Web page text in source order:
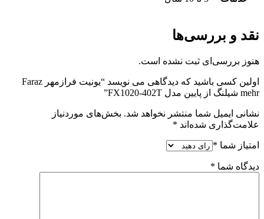
نقد و بررسی‌ها
هنوز بررسی‌ای ثبت نشده است.
اولین کسی باشید که دیدگاهی می نویسد “یونیت فرازمهر Faraz
mehr شیلنگ از پایین مدل FX1020-402T”
نشانی ایمیل شما منتشر نخواهد شد. بخش‌های موردنیاز
علامت‌گذاری شده‌اند *
امتیاز شما *
دیدگاه شما *